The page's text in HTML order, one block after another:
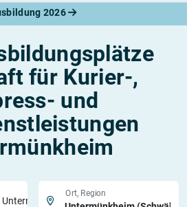
2026
für Kurier-,
und
Ort, Region